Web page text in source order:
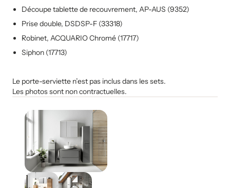
Découpe tablette de recouvrement, AP-AUS (9352)
Prise double, DSDSP-F (33318)
Robinet, ACQUARIO Chromé (17717)
Siphon (17713)
Le porte-serviette n’est pas inclus dans les sets.
Les photos sont non contractuelles.